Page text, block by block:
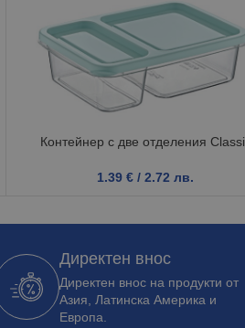
Контейнер с две отделения
1.39 € / 2.72 лв.
Директен внос
Директен внос на продукти от
Азия, Латинска Америка и
Европа.